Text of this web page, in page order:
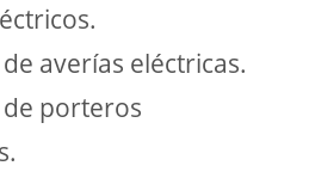
averías eléctricas.
porteros